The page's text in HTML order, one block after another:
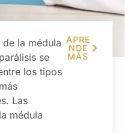
de la médula
se
los tipos
Las
médula
APRE
NDE
MÁS